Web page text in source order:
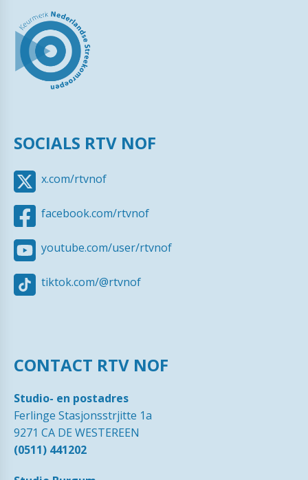
SOCIALS RTV NOF
x.com/rtvnof
facebook.com/rtvnof
youtube.com/user/rtvnof
tiktok.com/@rtvnof
CONTACT RTV NOF
Studio- en postadres
Ferlinge Stasjonsstrjitte 1a
9271 CA DE WESTEREEN
(0511) 441202